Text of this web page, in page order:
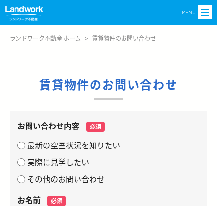
MENU
ランドワーク不動産 ホーム > 賃貸物件のお問い合わせ
賃貸物件のお問い合わせ
お問い合わせ内容 必須
最新の空室状況を知りたい
実際に見学したい
その他のお問い合わせ
お名前
必須